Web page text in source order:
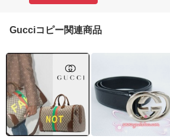
Gucciコピー関連商品